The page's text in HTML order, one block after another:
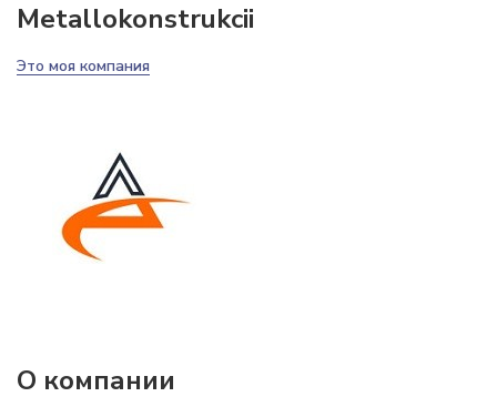
Metallokonstrukcii
Это моя компания
О компании